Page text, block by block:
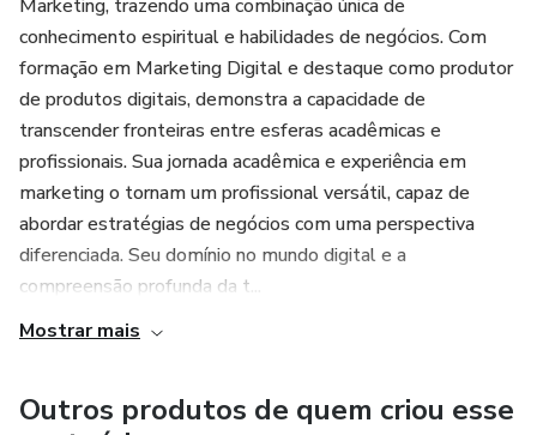
Marketing, trazendo uma combinação única de
conhecimento espiritual e habilidades de negócios. Com
formação em Marketing Digital e destaque como produtor
de produtos digitais, demonstra a capacidade de
transcender fronteiras entre esferas acadêmicas e
profissionais. Sua jornada acadêmica e experiência em
marketing o tornam um profissional versátil, capaz de
abordar estratégias de negócios com uma perspectiva
diferenciada. Seu domínio no mundo digital e a
compreensão profunda da t...
Mostrar mais
Outros produtos de quem criou esse